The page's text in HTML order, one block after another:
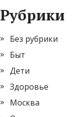
Рубрики
Без рубрики
Быт
Дети
Здоровье
Москва